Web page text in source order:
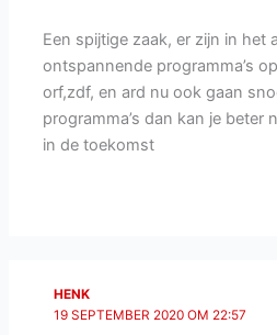
Een spijtige zaak, er zijn in het
ontspannende programma’s
orf,zdf, en ard nu ook gaan
programma’s dan kan je beter
in de toekomst
HENK
19 SEPTEMBER 2020 OM 22:57